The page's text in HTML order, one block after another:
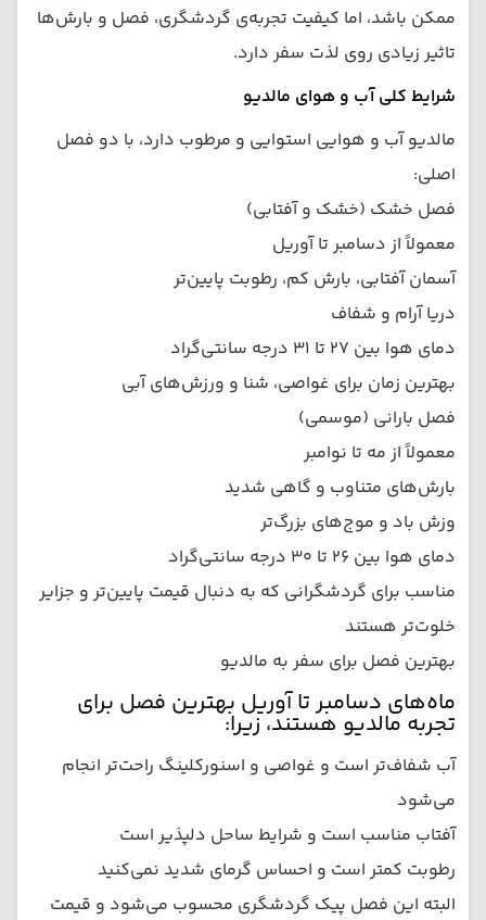
ممکن باشد، اما کیفیت تجربه‌ی گردشگری، فصل و بارش‌ها
تاثیر زیادی روی لذت سفر دارد.
شرایط کلی آب و هوای مالدیو
مالدیو آب و هوایی استوایی و مرطوب دارد، با دو فصل
اصلی:
فصل خشک (خشک و آفتابی)
معمولاً از دسامبر تا آوریل
آسمان آفتابی، بارش کم، رطوبت پایین‌تر
دریا آرام و شفاف
دمای هوا بین ۲۷ تا ۳۱ درجه سانتی‌گراد
بهترین زمان برای غواصی، شنا و ورزش‌های آبی
فصل بارانی (موسمی)
معمولاً از مه تا نوامبر
بارش‌های متناوب و گاهی شدید
وزش باد و موج‌های بزرگ‌تر
دمای هوا بین ۲۶ تا ۳۰ درجه سانتی‌گراد
مناسب برای گردشگرانی که به دنبال قیمت پایین‌تر و جزایر
خلوت‌تر هستند
بهترین فصل برای سفر به مالدیو
ماه‌های دسامبر تا آوریل بهترین فصل برای
تجربه مالدیو هستند، زیرا:
آب شفاف‌تر است و غواصی و اسنورکلینگ راحت‌تر انجام
می‌شود
آفتاب مناسب است و شرایط ساحل دلپذیر است
رطوبت کمتر است و احساس گرمای شدید نمی‌کنید
البته این فصل پیک گردشگری محسوب می‌شود و قیمت